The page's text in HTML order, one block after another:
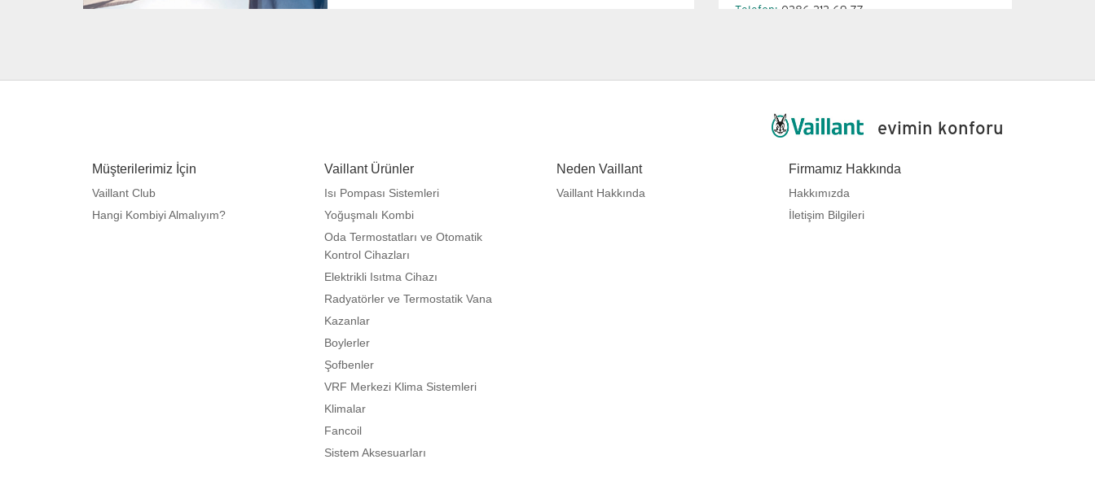
Telefon: 0286 212 69 77
E-Mail: hkav@kavmuhendislik.com
evimin konforu
Müşterilerimiz İçin
Vaillant Club
Hangi Kombiyi Almalıyım?
Vaillant Ürünler
Isı Pompası Sistemleri
Yoğuşmalı Kombi
Oda Termostatları ve Otomatik
Kontrol Cihazları
Elektrikli Isıtma Cihazı
Radyatörler ve Termostatik Vana
Kazanlar
Boylerler
Şofbenler
VRF Merkezi Klima Sistemleri
Klimalar
Fancoil
Sistem Aksesuarları
Neden Vaillant
Vaillant Hakkında
Firmamız Hakkında
Hakkımızda
İletişim Bilgileri